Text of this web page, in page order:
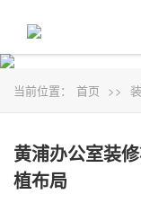
当前位置： 首页 >>
黄浦办公室装
植布局